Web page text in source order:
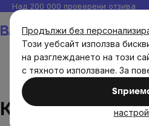
Продължи без
Този уебсайт използва
на разглеждането на този
с тяхното използване. За
Прескочи
към
съдържанието
Над 200 000 проверени отзива
Как да разбера
Как да разбера